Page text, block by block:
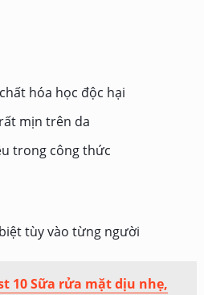
hóa học độc hại
mịn trên da
trong công thức
tùy vào từng người
10 Sữa rửa mặt dịu nhẹ,